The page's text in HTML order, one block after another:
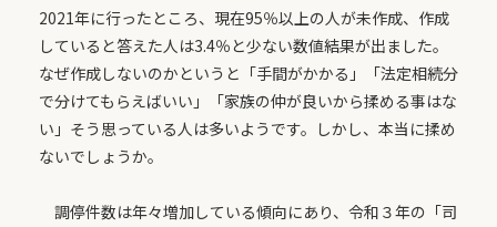
2021年に行ったところ、現在95％以上の人が未作成、作成
していると答えた人は3.4％と少ない数値結果が出ました。
なぜ作成しないのかというと「手間がかかる」「法定相続分
で分けてもらえばいい」「家族の仲が良いから揉める事はな
い」そう思っている人は多いようです。しかし、本当に揉め
ないでしょうか。
調停件数は年々増加している傾向にあり、令和３年の「司